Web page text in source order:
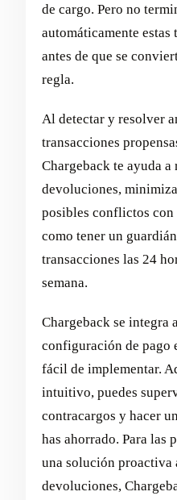
de cargo. Pero no
automáticamente estas
antes de que se
regla.
Al detectar y resolver
transacciones
Chargeback te ayuda
devoluciones,
posibles conflictos con
como tener un
transacciones las 24
semana.
Chargeback se integra
configuración de pago
fácil de implementar.
intuitivo, puedes
contracargos y hacer
has ahorrado. Para las
una solución proactiva
devoluciones,